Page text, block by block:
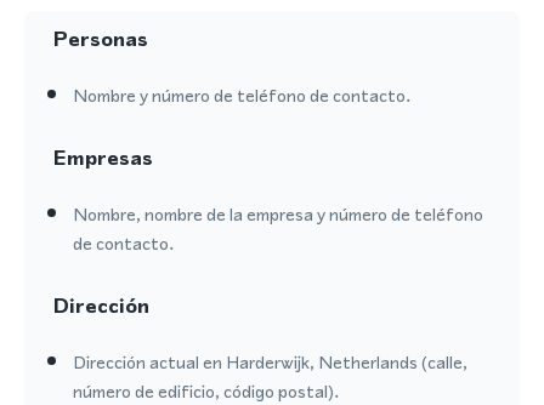
Personas
Nombre y número de teléfono de contacto.
Empresas
Nombre, nombre de la empresa y número de teléfono
de contacto.
Dirección
Dirección actual en Harderwijk, Netherlands (calle,
número de edificio, código postal).